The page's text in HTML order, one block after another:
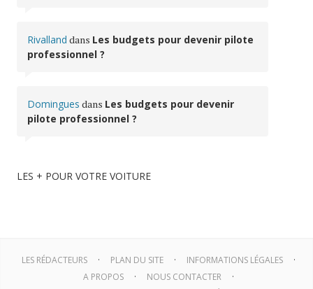
Rivalland dans Les budgets pour devenir pilote
professionnel ?
Domingues dans Les budgets pour devenir
pilote professionnel ?
LES + POUR VOTRE VOITURE
LES RÉDACTEURS PLAN DU SITE
INFORMATIONS LÉGALES
A PROPOS
NOUS CONTACTER